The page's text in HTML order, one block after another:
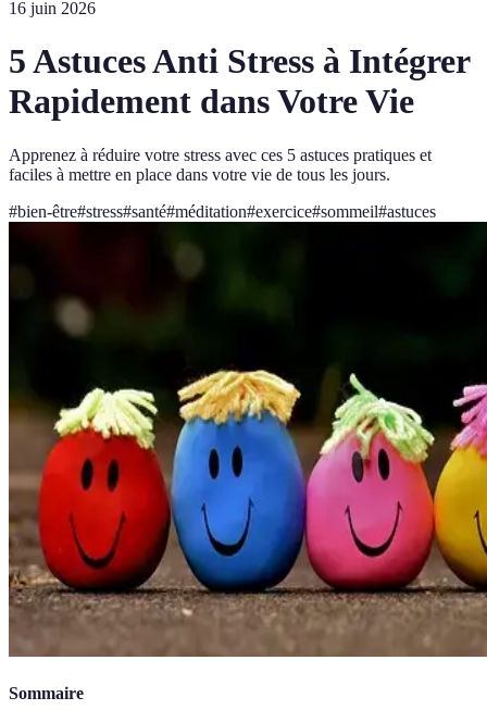
16 juin 2026
5 Astuces Anti Stress à Intégrer
Rapidement dans Votre Vie
Apprenez à réduire votre stress avec ces 5 astuces pratiques et
faciles à mettre en place dans votre vie de tous les jours.
#bien-être#stress#santé#méditation#exercice#sommeil#astuces
Sommaire